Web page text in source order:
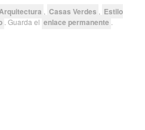
Casas Verdes
Estilo
. Guarda el enlace permanente